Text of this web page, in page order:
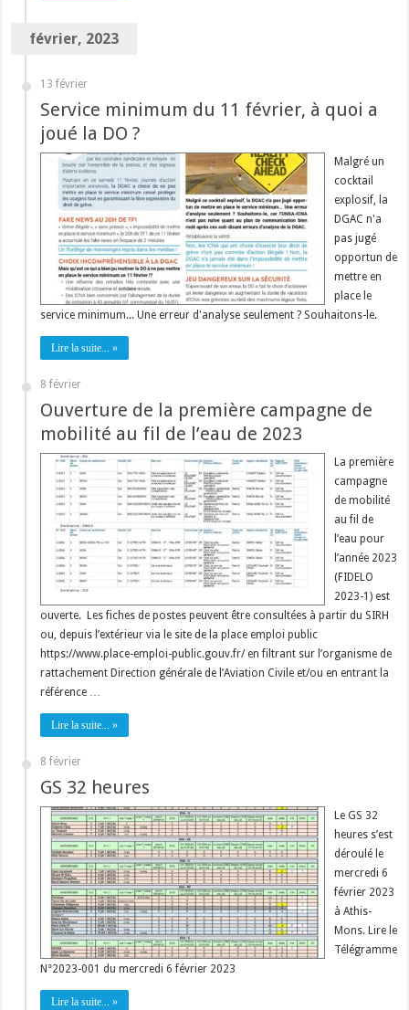
février, 2023
13 février
Service minimum du 11 février, à quoi a
joué la DO ?
Malgré un
cocktail
explosif, la
DGAC n'a
pas jugé
opportun de
mettre en
place le
service minimum... Une erreur d'analyse seulement ? Souhaitons-le.
Lire la suite... »
8 février
Ouverture de la première campagne de
mobilité au fil de l’eau de 2023
La première
campagne
de mobilité
au fil de
l’eau pour
l’année 2023
(FIDELO
2023-1) est
ouverte. Les fiches de postes peuvent être consultées à partir du SIRH
ou, depuis l’extérieur via le site de la place emploi public
https://www.place-emploi-public.gouv.fr/ en filtrant sur l’organisme de
rattachement Direction générale de l’Aviation Civile et/ou en entrant la
référence …
Lire la suite... »
8 février
GS 32 heures
Le GS 32
heures s’est
déroulé le
mercredi 6
février 2023
à Athis-
Mons. Lire le
Télégramme
N°2023-001 du mercredi 6 février 2023
Lire la suite... »